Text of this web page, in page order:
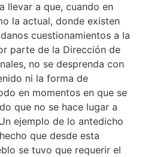
llevar a que, cuando en
la actual, donde existen
cuestionamientos a la
parte de la Dirección de
no se desprenda con
ni la forma de
en momentos en que se
que no se hace lugar a
ejemplo de lo antedicho
que desde esta
se tuvo que requerir el